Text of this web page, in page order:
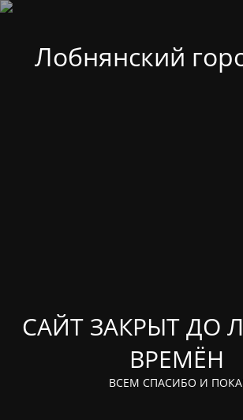
Лобнянский
САЙТ ЗАКРЫТ ДО
ВРЕМЁН
ВСЕМ СПАСИБО И